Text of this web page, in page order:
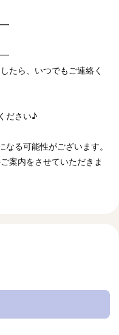
たら、いつでもご連絡く
ださい♪
る可能性がございます。
案内をさせていただきま